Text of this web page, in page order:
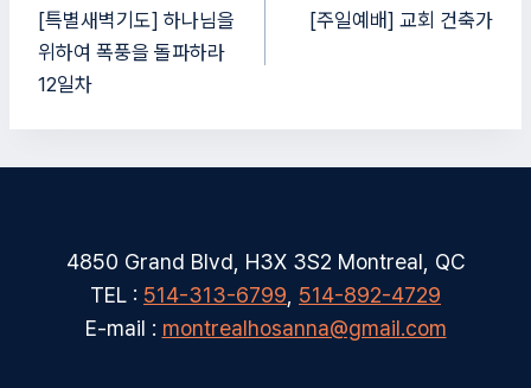
탐
색
[특별새벽기도] 하나님을
위하여 폭풍을 돌파하라
12일차
[주일예배] 교회 건축가
4850 Grand Blvd, H3X 3S2 Montreal, QC
TEL : 514-313-6799 514-892-4729
E-mail : montrealhosanna@gmail.com